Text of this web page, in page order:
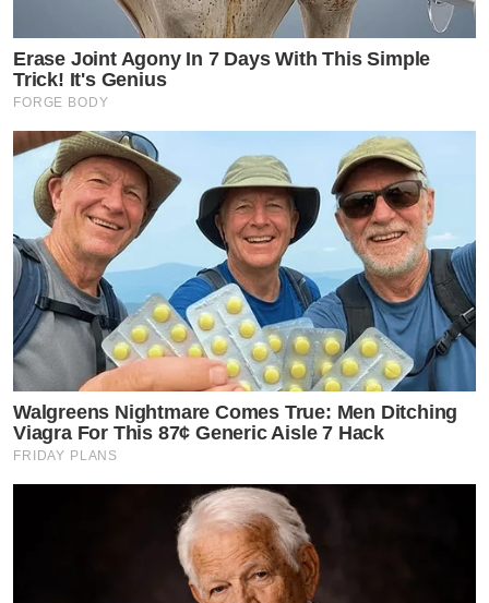
Erase Joint Agony In 7 Days With This Simple
Trick! It's Genius
FORGE BODY
Walgreens Nightmare Comes True: Men Ditching
Viagra For This 87¢ Generic Aisle 7 Hack
FRIDAY PLANS